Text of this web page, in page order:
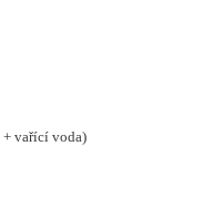
+ vařící voda)